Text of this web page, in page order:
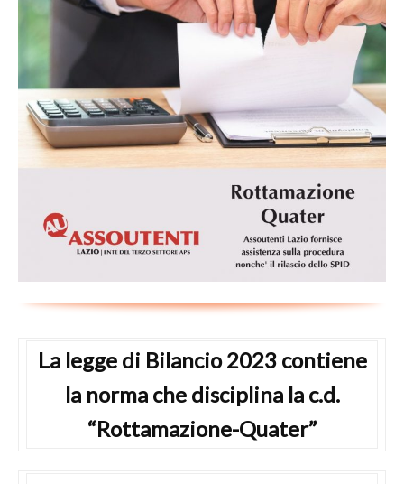
La legge di Bilancio 2023 contiene
la norma che disciplina la c.d.
“Rottamazione-Quater”